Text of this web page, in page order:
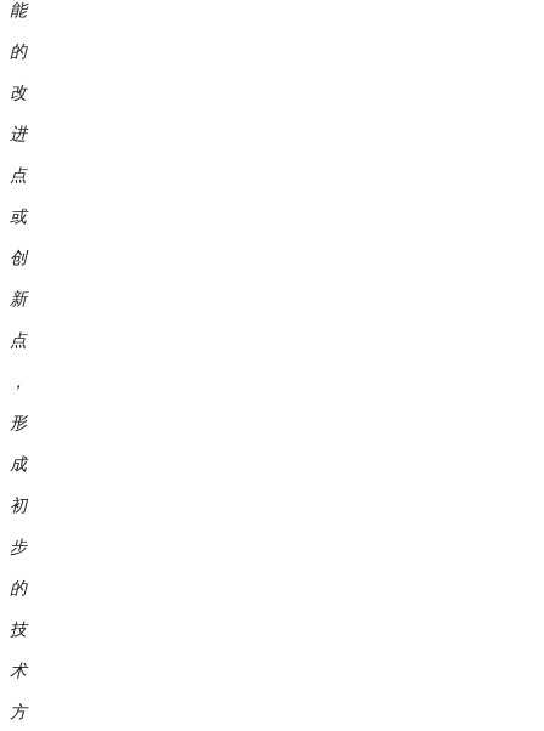
能
的
改
进
点
或
创
新
点
，
形
成
初
步
的
技
术
方